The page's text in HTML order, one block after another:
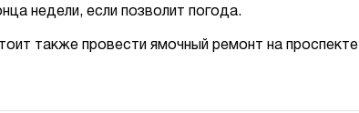
недели, если позволит погода.
также провести ямочный ремонт на проспекте